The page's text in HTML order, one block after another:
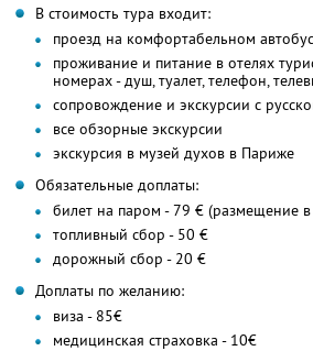
В стоимость тура входит:
проезд на комфортабельном
проживание и питание в отелях
номерах - душ, туалет, телефон,
сопровождение и экскурсии с
все обзорные экскурсии
экскурсия в музей духов в Париже
Обязательные доплаты:
билет на паром - 79 € (размещение
топливный сбор - 50 €
дорожный сбор - 20 €
Доплаты по желанию:
виза - 85€
медицинская страховка - 10€